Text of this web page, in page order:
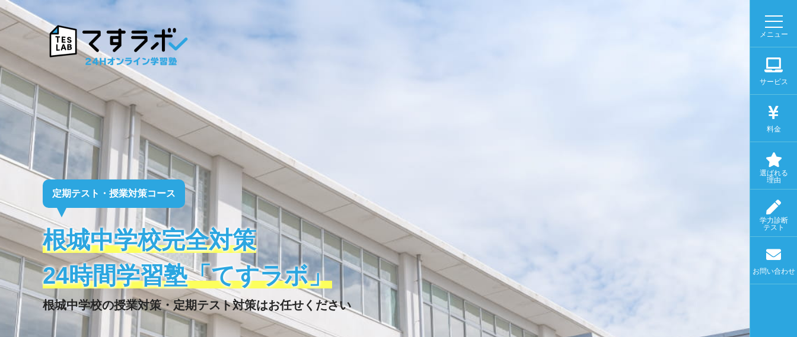
メニュー
サービス
料金
選ばれる
理由
学力診断
テスト
お問い合わせ
定期テスト・授業対策コース
根城中学校完全対策
24時間学習塾「てすラボ」
根城中学校の授業対策・定期テスト対策はお任せください